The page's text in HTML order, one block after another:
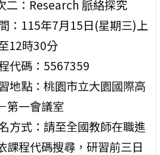
二：Research 脈絡探究
：115年7月15日(星期三)上
12時30分
代碼：5567359
地點：桃園市立大園國際高
第一會議室
方式：請至全國教師在職進
課程代碼搜尋，研習前三日